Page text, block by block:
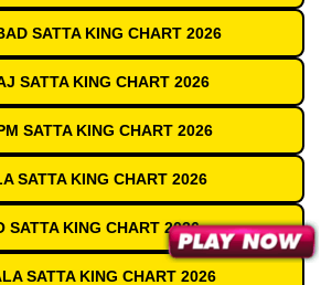
SATTA KING CHART 2026
SATTA KING CHART 2026
SATTA KING CHART 2026
SATTA KING CHART 2026
SATTA KING CHART 2026
SATTA KING CHART 2026